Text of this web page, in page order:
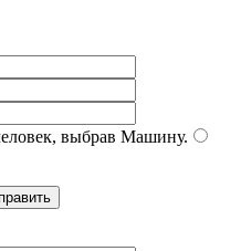
выбрав Машину.